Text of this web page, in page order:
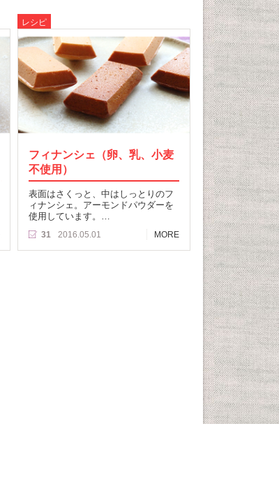
レシピ
フィナンシェ（卵、乳、小麦
不使用）
表面はさくっと、中はしっとりのフ
ィナンシェ。アーモンドパウダーを
使用しています。…
31 2016.05.01 MORE